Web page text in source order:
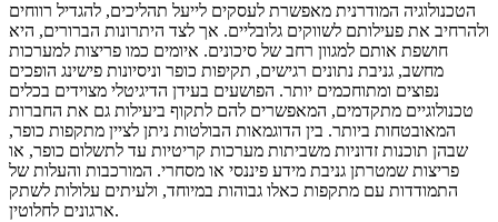
הטכנולוגיה המודרנית מאפשרת לעסקים לייעל תהליכים, להגדיל רווחים
ולהרחיב את פעילותם לשווקים גלובליים. אך לצד היתרונות הברורים, היא
חושפת אותם למגוון רחב של סיכונים. איומים כמו פריצות למערכות
מחשב, גניבת נתונים רגישים, תקיפות כופר וניסיונות פישינג הופכים
נפוצים ומתוחכמים יותר. הפושעים בעידן הדיגיטלי מצוידים בכלים
טכנולוגיים מתקדמים, המאפשרים להם לתקוף ביעילות גם את החברות
המאובטחות ביותר. בין הדוגמאות הבולטות ניתן לציין מתקפות כופר,
שבהן תוכנות זדוניות משביתות מערכות קריטיות עד לתשלום כופר, או
פריצות שמטרתן גניבת מידע פיננסי או מסחרי. המורכבות והעלות של
התמודדות עם מתקפות כאלו גבוהות במיוחד, ולעיתים עלולות לשתק
ארגונים לחלוטין.